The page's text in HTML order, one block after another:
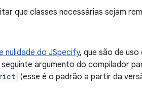
que classes necessárias sejam
nulidade do JSpecify, que são de uso
argumento do compilador
(esse é o padrão a partir da